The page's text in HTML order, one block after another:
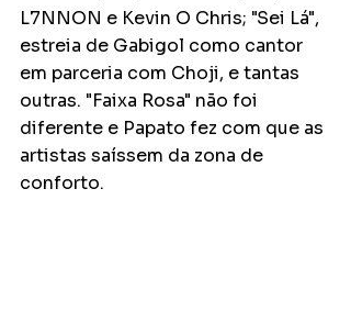
L7NNON e Kevin O Chris; "Sei Lá",
estreia de Gabigol como cantor
em parceria com Choji, e tantas
outras. "Faixa Rosa" não foi
diferente e Papato fez com que as
artistas saíssem da zona de
conforto.